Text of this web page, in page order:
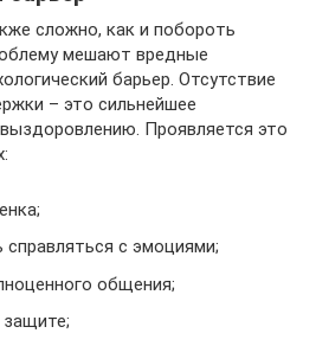
сложно, как и побороть
мешают вредные
барьер. Отсутствие
– это сильнейшее
Проявляется это
справляться с эмоциями;
общения;